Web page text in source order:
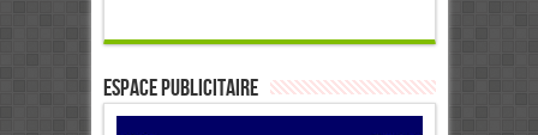
ESPACE PUBLICITAIRE